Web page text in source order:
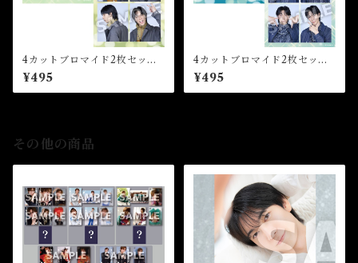
4カットブロマイド2枚セット
【D】（全5種）★34th Birth
day Event
¥495
4カットブロマイド2枚セット
【C】（全5種）★34th Birth
day Event
¥495
その他の商品